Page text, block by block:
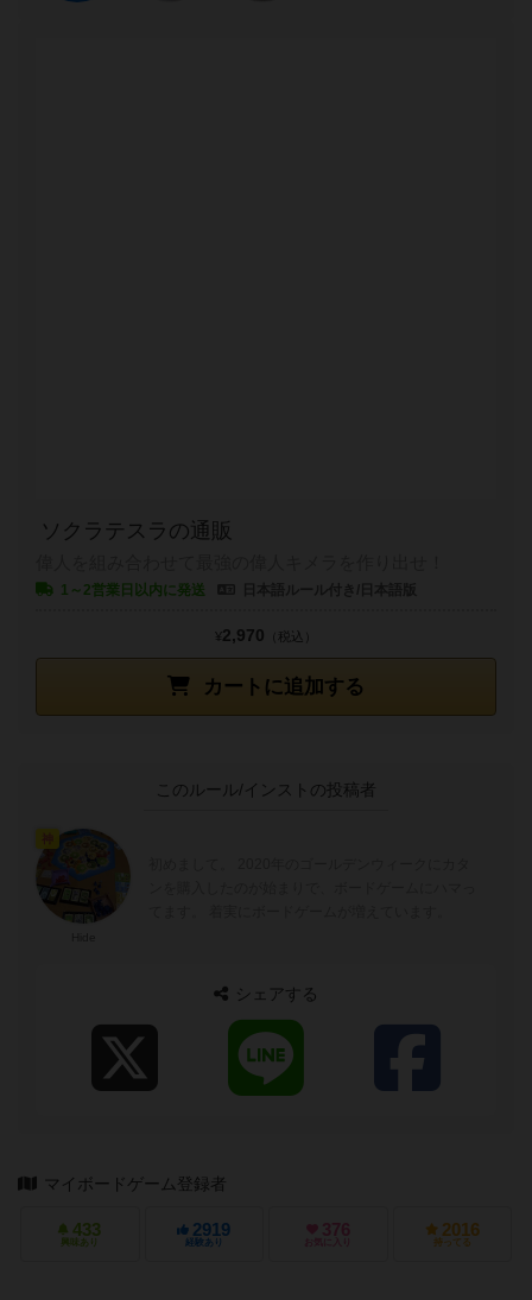
ソクラテスラの通販
1～2営業日以内に発送
カートに追加する
¥2,970 （税込）
このルール/インストの投稿者
シェアする
マイボードゲーム登録者
433
興味あり
2919
経験あり
376
お気に入り
2016
持ってる